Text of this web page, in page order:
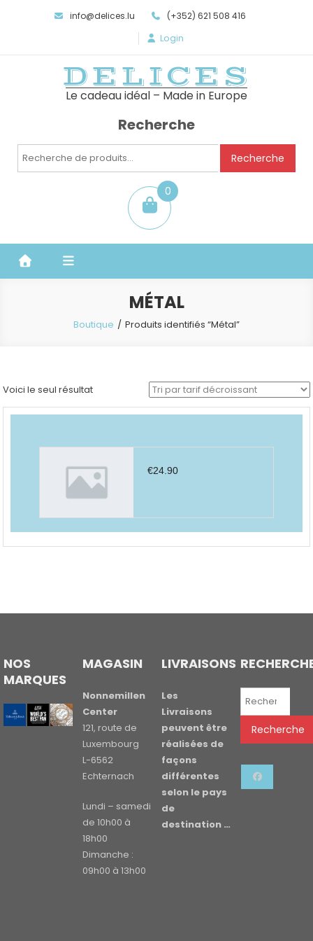
info@delices.lu (+352) 621 508 416
Login
DELICES
Le cadeau idéal – Made in Europe
Recherche
Recherche
Recherche
0
item
MÉTAL
Boutique Produits identifiés “Métal”
Voici le seul résultat
€24.90
NOS
MARQUES
MAGASIN
Nonnemillen
Center
121, route de
Luxembourg
L-6562
Echternach
Lundi – samedi
de 10h00 à
18h00
Dimanche :
09h00 à 13h00
LIVRAISONS
Les
Livraisons
peuvent être
réalisées de
façons
différentes
selon le pays
de
destination …
Recherche
Recherche